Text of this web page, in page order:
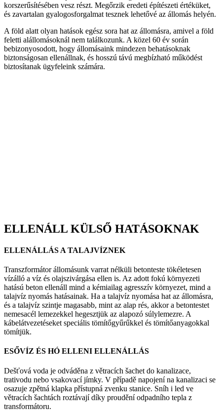
korszerűsítésében vesz részt. Megőrzik eredeti építészeti értéküket,
és zavartalan gyalogosforgalmat tesznek lehetővé az állomás helyén.
A föld alatt olyan hatások egész sora hat az állomásra, amivel a föld
feletti alállomásoknál nem találkozunk. A közel 60 év során
bebizonyosodott, hogy állomásaink mindezen behatásoknak
biztonságosan ellenállnak, és hosszú távú megbízható működést
biztosítanak ügyfeleink számára.
ELLENÁLL KÜLSŐ HATÁSOKNAK
ELLENÁLLÁS A TALAJVÍZNEK
Transzformátor állomásunk varrat nélküli betonteste tökéletesen
vízálló a víz és olajszivárgása ellen is. Az adott fokú környezeti
hatású beton ellenáll mind a kémiailag agresszív környezet, mind a
talajvíz nyomás hatásainak. Ha a talajvíz nyomása hat az állomásra,
és a talajvíz szintje magasabb, mint az alap rés, akkor a betontestet
nemesacél lemezekkel hegesztjük az alapozó súlylemezre. A
kábelátvezetéseket speciális tömítőgyűrűkkel és tömítőanyagokkal
tömítjük.
ESŐVÍZ ÉS HÓ ELLENI ELLENÁLLÁS
Dešťová voda je odváděna z větracích šachet do kanalizace,
trativodu nebo vsakovací jímky. V případě napojení na kanalizaci se
osazuje zpětná klapka přístupná zvenku stanice. Sníh i led ve
větracích šachtách roztávají díky proudění odpadního tepla z
transformátoru.